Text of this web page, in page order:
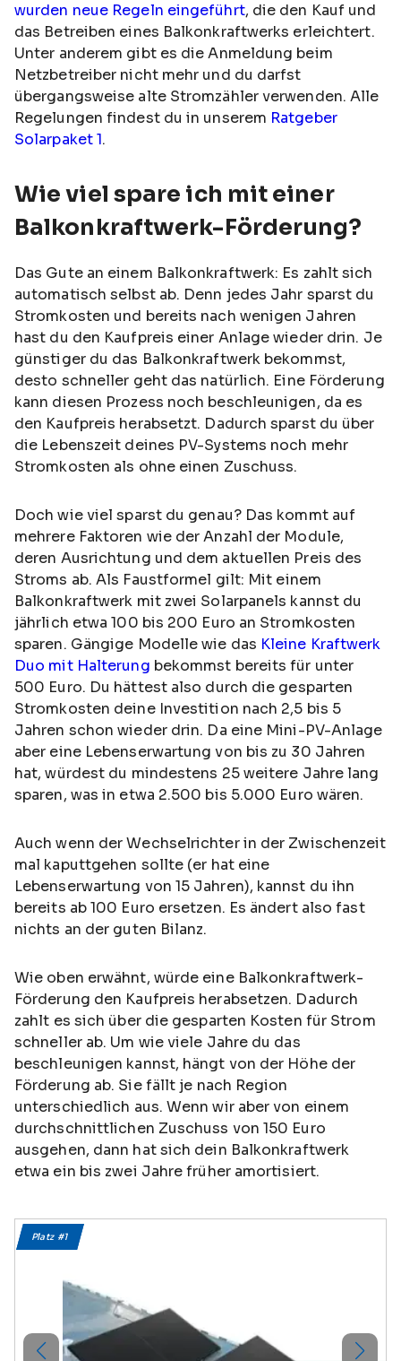
wurden neue Regeln eingeführt, die den Kauf und
das Betreiben eines Balkonkraftwerks erleichtert.
Unter anderem gibt es die Anmeldung beim
Netzbetreiber nicht mehr und du darfst
übergangsweise alte Stromzähler verwenden. Alle
Regelungen findest du in unserem Ratgeber
Solarpaket 1.
Wie viel spare ich mit einer
Balkonkraftwerk-Förderung?
Das Gute an einem Balkonkraftwerk: Es zahlt sich
automatisch selbst ab. Denn jedes Jahr sparst du
Stromkosten und bereits nach wenigen Jahren
hast du den Kaufpreis einer Anlage wieder drin. Je
günstiger du das Balkonkraftwerk bekommst,
desto schneller geht das natürlich. Eine Förderung
kann diesen Prozess noch beschleunigen, da es
den Kaufpreis herabsetzt. Dadurch sparst du über
die Lebenszeit deines PV-Systems noch mehr
Stromkosten als ohne einen Zuschuss.
Doch wie viel sparst du genau? Das kommt auf
mehrere Faktoren wie der Anzahl der Module,
deren Ausrichtung und dem aktuellen Preis des
Stroms ab. Als Faustformel gilt: Mit einem
Balkonkraftwerk mit zwei Solarpanels kannst du
jährlich etwa 100 bis 200 Euro an Stromkosten
sparen. Gängige Modelle wie das Kleine Kraftwerk
Duo mit Halterung bekommst bereits für unter
500 Euro. Du hättest also durch die gesparten
Stromkosten deine Investition nach 2,5 bis 5
Jahren schon wieder drin. Da eine Mini-PV-Anlage
aber eine Lebenserwartung von bis zu 30 Jahren
hat, würdest du mindestens 25 weitere Jahre lang
sparen, was in etwa 2.500 bis 5.000 Euro wären.
Auch wenn der Wechselrichter in der Zwischenzeit
mal kaputtgehen sollte (er hat eine
Lebenserwartung von 15 Jahren), kannst du ihn
bereits ab 100 Euro ersetzen. Es ändert also fast
nichts an der guten Bilanz.
Wie oben erwähnt, würde eine Balkonkraftwerk-
Förderung den Kaufpreis herabsetzen. Dadurch
zahlt es sich über die gesparten Kosten für Strom
schneller ab. Um wie viele Jahre du das
beschleunigen kannst, hängt von der Höhe der
Förderung ab. Sie fällt je nach Region
unterschiedlich aus. Wenn wir aber von einem
durchschnittlichen Zuschuss von 150 Euro
ausgehen, dann hat sich dein Balkonkraftwerk
etwa ein bis zwei Jahre früher amortisiert.
Platz #1